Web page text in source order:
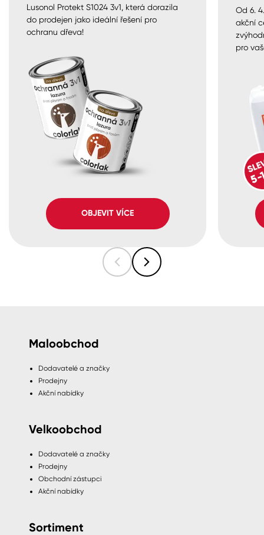
Lusonol Protekt S1024 3v1, která dorazila
do prodejen jako ideální řešení pro
ochranu dřeva!
OBJEVIT VÍCE
Od 6.
akční
pro
Maloobchod
Dodavatelé a značky
Prodejny
Akční nabídky
Velkoobchod
Dodavatelé a značky
Prodejny
Obchodní zástupci
Akční nabídky
Sortiment